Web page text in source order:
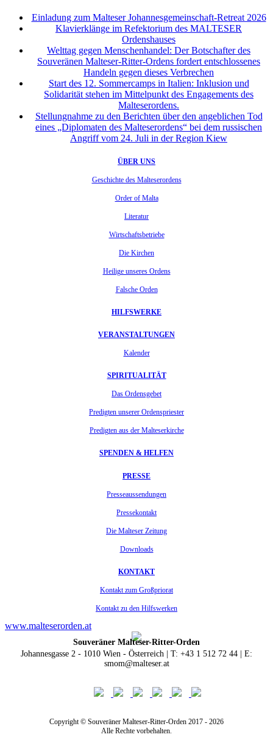
Einladung zum Malteser Johannesgemeinschaft-Retreat 2026
Klavierklänge im Refektorium des MALTESER
Ordenshauses
Welttag gegen Menschenhandel: Der Botschafter des
Souveränen Malteser-Ritter-Ordens fordert entschlossenes
Handeln gegen dieses Verbrechen
Start des 12. Sommercamps in Italien: Inklusion und
Solidarität stehen im Mittelpunkt des Engagements des
Malteserordens.
Stellungnahme zu den Berichten über den angeblichen Tod
eines „Diplomaten des Malteserordens“ bei dem russischen
Angriff vom 24. Juli in der Region Kiew
ÜBER UNS
Geschichte des Malteserordens
Order of Malta
Literatur
Wirtschaftsbetriebe
Die Kirchen
Heilige unseres Ordens
Falsche Orden
HILFSWERKE
VERANSTALTUNGEN
Kalender
SPIRITUALITÄT
Das Ordensgebet
Predigten unserer Ordenspriester
Predigten aus der Malteserkirche
SPENDEN & HELFEN
PRESSE
Presseaussendungen
Pressekontakt
Die Malteser Zeitung
Downloads
KONTAKT
Kontakt zum Großpriorat
Kontakt zu den Hilfswerken
www.malteserorden.at
Souveräner Malteser-Ritter-Orden
Johannesgasse 2 - 1010 Wien - Österreich | T: +43 1 512 72 44 | E:
smom@malteser.at
Copyright © Souveräner Malteser-Ritter-Orden 2017 - 2026
Alle Rechte vorbehalten.